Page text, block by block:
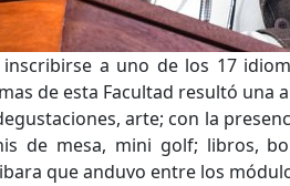
inscribirse a uno de los 17
de esta Facultad resultó una
arte; con la
de mesa, mini golf; libros,
que anduvo entre los